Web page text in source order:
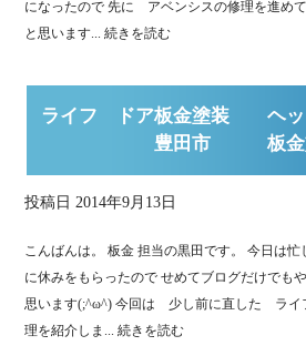
になったので 先に アベンシスの修理を進め
と思います...続きを読む
ライフ ドア板金塗装 ヘ
豊田市 板金
投稿日 2014年9月13日
こんばんは。 板金 担当の黒田です。 今日は忙
に休みをもらったので せめてブログだけでも
思います(;^ω^) 今回は 少し前に直した ライ
理を紹介しま...続きを読む